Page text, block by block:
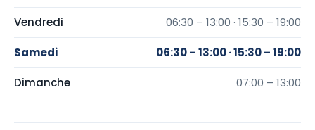
Vendredi 06:30 – 13:00 · 15:30 – 19:00
Samedi 06:30 – 13:00 · 15:30 – 19:00
Dimanche 07:00 – 13:00